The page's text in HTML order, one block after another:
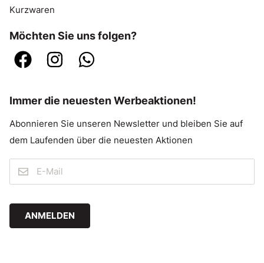
Kurzwaren
Möchten Sie uns folgen?
Immer die neuesten Werbeaktionen!
Abonnieren Sie unseren Newsletter und bleiben Sie auf
dem Laufenden über die neuesten Aktionen
ANMELDEN